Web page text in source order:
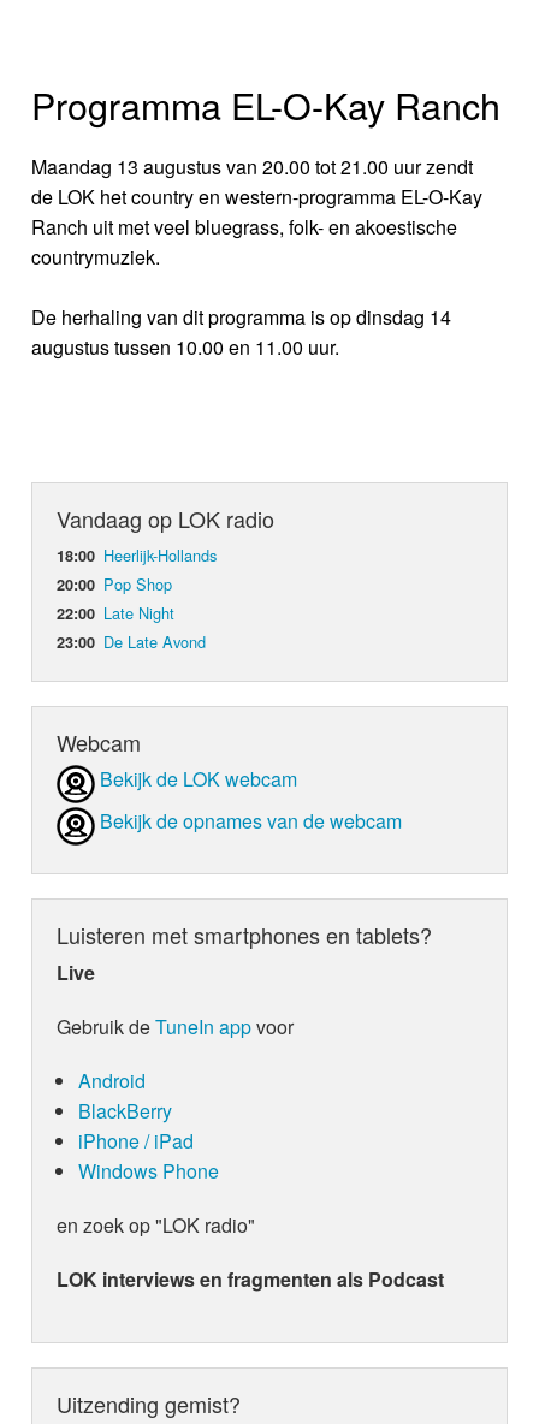
Programma EL-O-Kay Ranch
Maandag 13 augustus van 20.00 tot 21.00 uur zendt
de LOK het country en western-programma EL-O-Kay
Ranch uit met veel bluegrass, folk- en akoestische
countrymuziek.
De herhaling van dit programma is op dinsdag 14
augustus tussen 10.00 en 11.00 uur.
Vandaag op LOK radio
18:00 Heerlijk-Hollands
20:00 Pop Shop
22:00 Late Night
23:00 De Late Avond
Webcam
Bekijk de LOK webcam
Bekijk de opnames van de webcam
Luisteren met smartphones en tablets?
Live
Gebruik deTuneIn appvoor
Android
BlackBerry
iPhone / iPad
Windows Phone
en zoek op "LOK radio"
LOK interviews en fragmenten als Podcast
Uitzending gemist?